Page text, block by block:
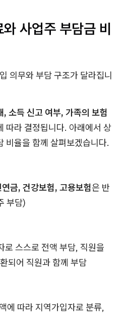
사업주 부담금 비
의무와 부담 구조가 달라집니
, 소득 신고 여부, 가족의 보험
따라 결정됩니다. 아래에서 상
비율을 함께 살펴보겠습니다.
금, 건강보험, 고용보험은 반
부담)
로 스스로 전액 부담, 직원을
되어 직원과 함께 부담
에 따라 지역가입자로 분류,